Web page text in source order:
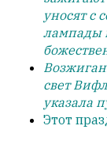
лезет
авторские
тексты,
кромсает
уносят с
лампады
свет
указала
Этот